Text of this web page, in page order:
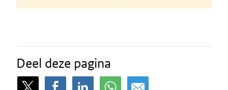
Deel deze pagina